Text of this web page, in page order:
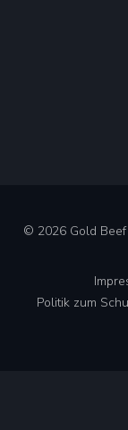
© 2026 Gold
Politik zum